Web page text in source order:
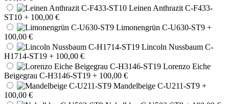
Leinen Anthrazit C-F433-
ST10 + 100,00 €
Limonengrün C-U630-ST9 +
100,00 €
Lincoln Nussbaum C-
H1714-ST19 + 100,00 €
Lorenzo Eiche
Beigegrau C-H3146-ST19 + 100,00 €
Mandelbeige C-U211-ST9 +
100,00 €